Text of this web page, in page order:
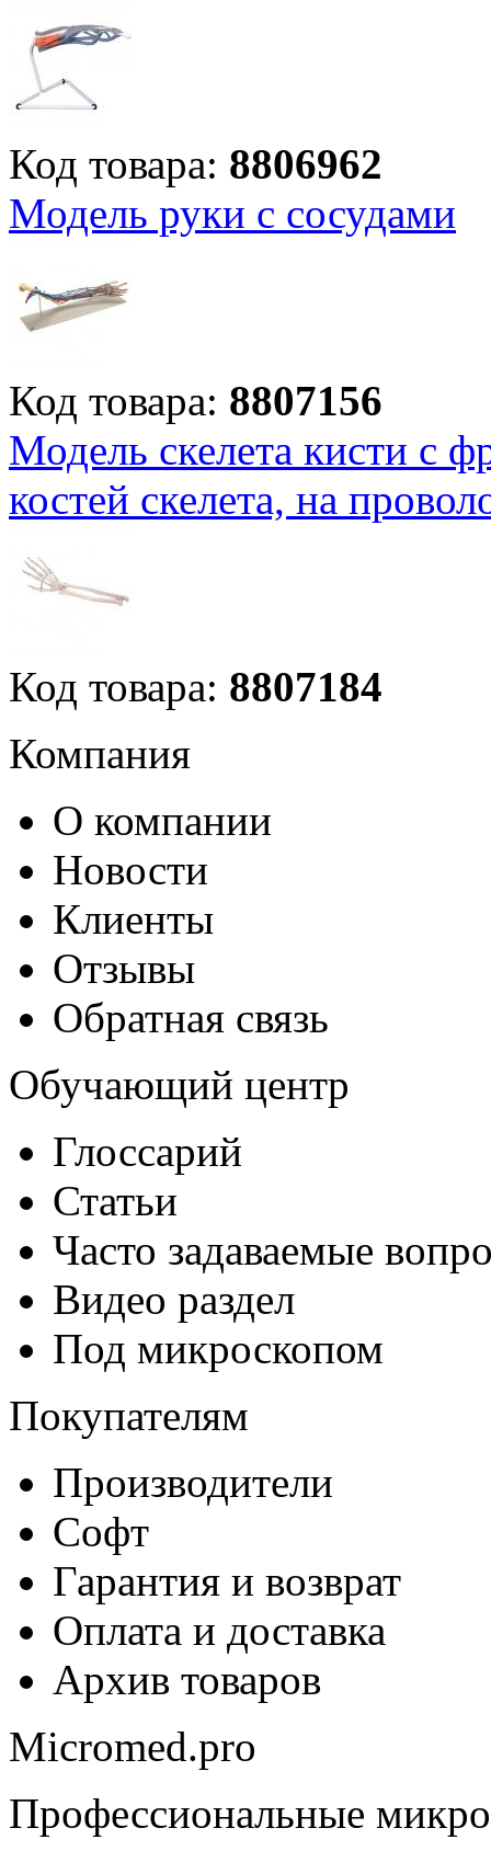
Код товара: 8806962
Модель руки с сосудами
Код товара: 8807156
Модель скелета кисти с
костей скелета, на
Код товара: 8807184
Компания
О компании
Новости
Клиенты
Отзывы
Обратная связь
Обучающий центр
Глоссарий
Статьи
Часто задаваемые
Видео раздел
Под микроскопом
Покупателям
Производители
Софт
Гарантия и возврат
Оплата и доставка
Архив товаров
Micromed.pro
Профессиональные